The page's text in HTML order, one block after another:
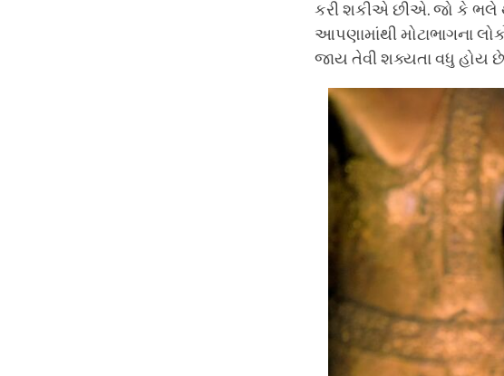
કરી શકીએ છીએ. જો કે ભલે
આપણામાંથી મોટાભાગના
જાય તેવી શક્યતા વધુ હોય